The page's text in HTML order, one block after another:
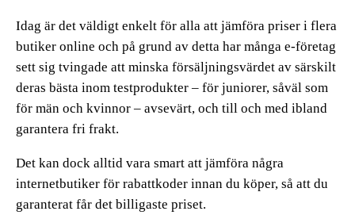
Idag är det väldigt enkelt för alla att jämföra priser i flera
butiker online och på grund av detta har många e-företag
sett sig tvingade att minska försäljningsvärdet av särskilt
deras bästa inom testprodukter – för juniorer, såväl som
för män och kvinnor – avsevärt, och till och med ibland
garantera fri frakt.
Det kan dock alltid vara smart att jämföra några
internetbutiker för rabattkoder innan du köper, så att du
garanterat får det billigaste priset.